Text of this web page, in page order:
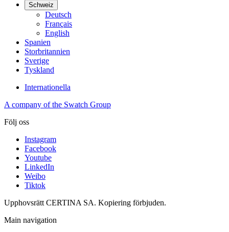
Schweiz
Deutsch
Français
English
Spanien
Storbritannien
Sverige
Tyskland
Internationella
A company of the Swatch Group
Följ oss
Instagram
Facebook
Youtube
LinkedIn
Weibo
Tiktok
Upphovsrätt CERTINA SA. Kopiering förbjuden.
Main navigation